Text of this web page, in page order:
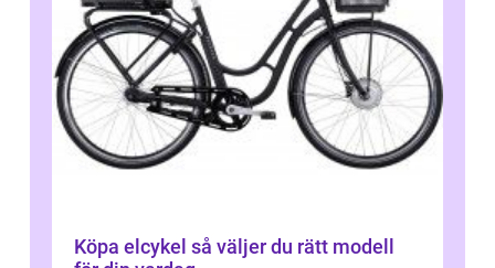
Köpa elcykel så väljer du rätt modell